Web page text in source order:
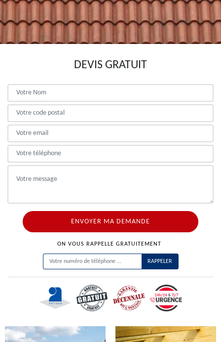
DEVIS GRATUIT
ON VOUS RAPPELLE GRATUITEMENT